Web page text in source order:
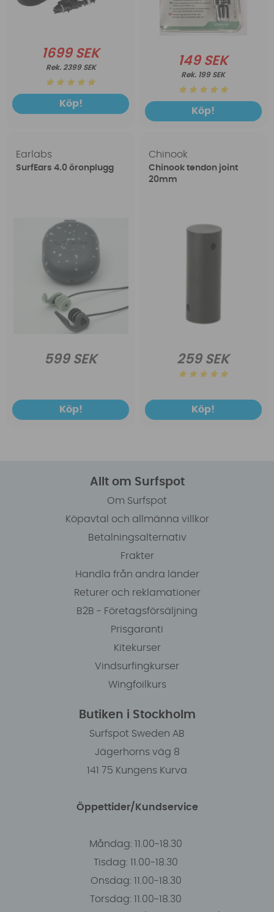
1699 SEK
2399 SEK
Köp!
149 SEK
199 SEK
Köp!
Earlabs
SurfEars 4.0 öronplugg
599 SEK
Köp!
Chinook
Chinook tendon joint
20mm
259 SEK
Köp!
Allt om Surfspot
Om Surfspot
Köpavtal och allmänna villkor
Betalningsalternativ
Frakter
Handla från andra länder
Returer och reklamationer
B2B - Företagsförsäljning
Prisgaranti
Kitekurser
Vindsurfingkurser
Wingfoilkurs
Butiken i Stockholm
Surfspot Sweden AB
Jägerhorns väg 8
141 75 Kungens Kurva
Öppettider/Kundservice
Måndag: 11.00-18.30
Tisdag: 11.00-18.30
Onsdag: 11.00-18.30
Torsdag: 11.00-18.30